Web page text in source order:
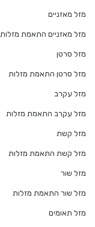
מזל מאזניים
מזל מאזניים התאמת מזלות
מזל סרטן
מזל סרטן התאמת מזלות
מזל עקרב
מזל עקרב התאמת מזלות
מזל קשת
מזל קשת התאמת מזלות
מזל שור
מזל שור התאמת מזלות
מזל תאומים